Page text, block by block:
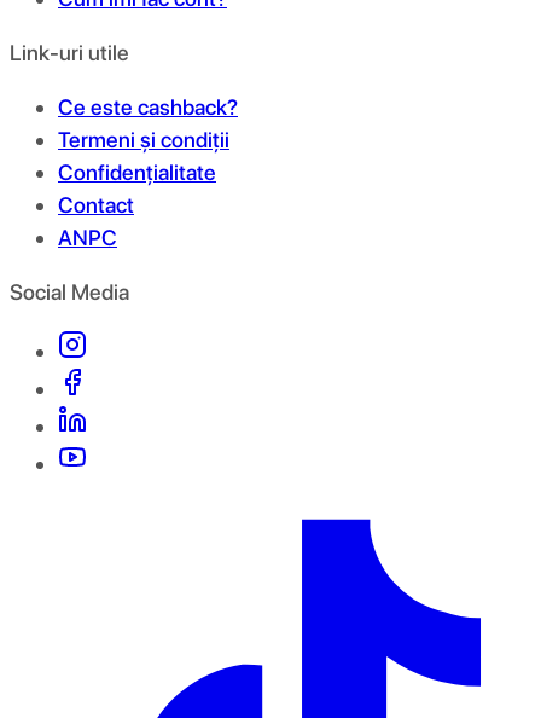
Link-uri utile
Ce este cashback?
Termeni și condiții
Confidențialitate
Contact
ANPC
Social Media